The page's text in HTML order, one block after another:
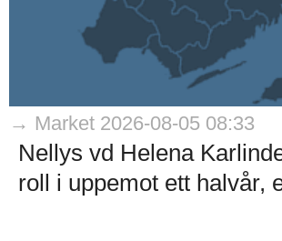
→ Market 2026-08-05 08:33
Nellys vd Helena
roll i uppemot ett halvår,